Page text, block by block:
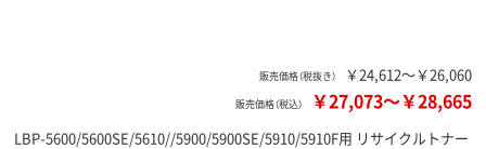
販売価格（税抜き） ￥24,612～￥26,060
販売価格（税込） ￥27,073～￥28,665
LBP-5600/5600SE/5610//5900/5900SE/5910/5910F用 リサイクルトナー